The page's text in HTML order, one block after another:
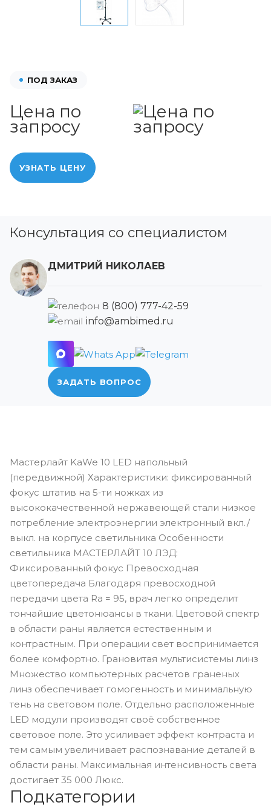
ПОД ЗАКАЗ
Цена по
запросу
УЗНАТЬ ЦЕНУ
Консультация со специалистом
ДМИТРИЙ НИКОЛАЕВ
8 (800) 777-42-59
info@ambimed.ru
ЗАДАТЬ ВОПРОС
Мастерлайт KaWe 10 LED напольный
(передвижной) Характеристики: фиксированный
фокус штатив на 5-ти ножках из
высококачественной нержавеющей стали низкое
потребление электроэнергии электронный вкл./
выкл. на корпусе светильника Особенности
светильника МАСТЕРЛАЙТ 10 ЛЭД:
Фиксированный фокус Превосходная
цветопередача Благодаря превосходной
передачи цвета Ra = 95, врач легко определит
тончайшие цветонюансы в ткани. Цветовой спектр
в области раны является естественным и
контрастным. При операции свет воспринимается
более комфортно. Грановитая мультисистемы линз
Множество компьютерных расчетов граненых
линз обеспечивает гомогенность и минимальную
тень на световом поле. Отдельно расположенные
LED модули производят своё собственное
световое поле. Это усиливает эффект контраста и
тем самым увеличивает распознавание деталей в
области раны. Максимальная интенсивность света
достигает 35 000 Люкс.
Подкатегории